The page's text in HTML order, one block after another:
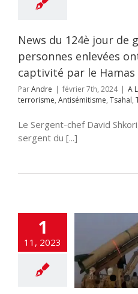
News du 124è jour de
personnes enlevées
captivité par le Hamas
ParAndre | février 7th, 2024 | A
terrorisme, Antisémitisme, Tsahal,
Le Sergent-chef David
sergent du [...]
1
11, 2023
de l’Iran au
vantent de
Eilat et
(Accords